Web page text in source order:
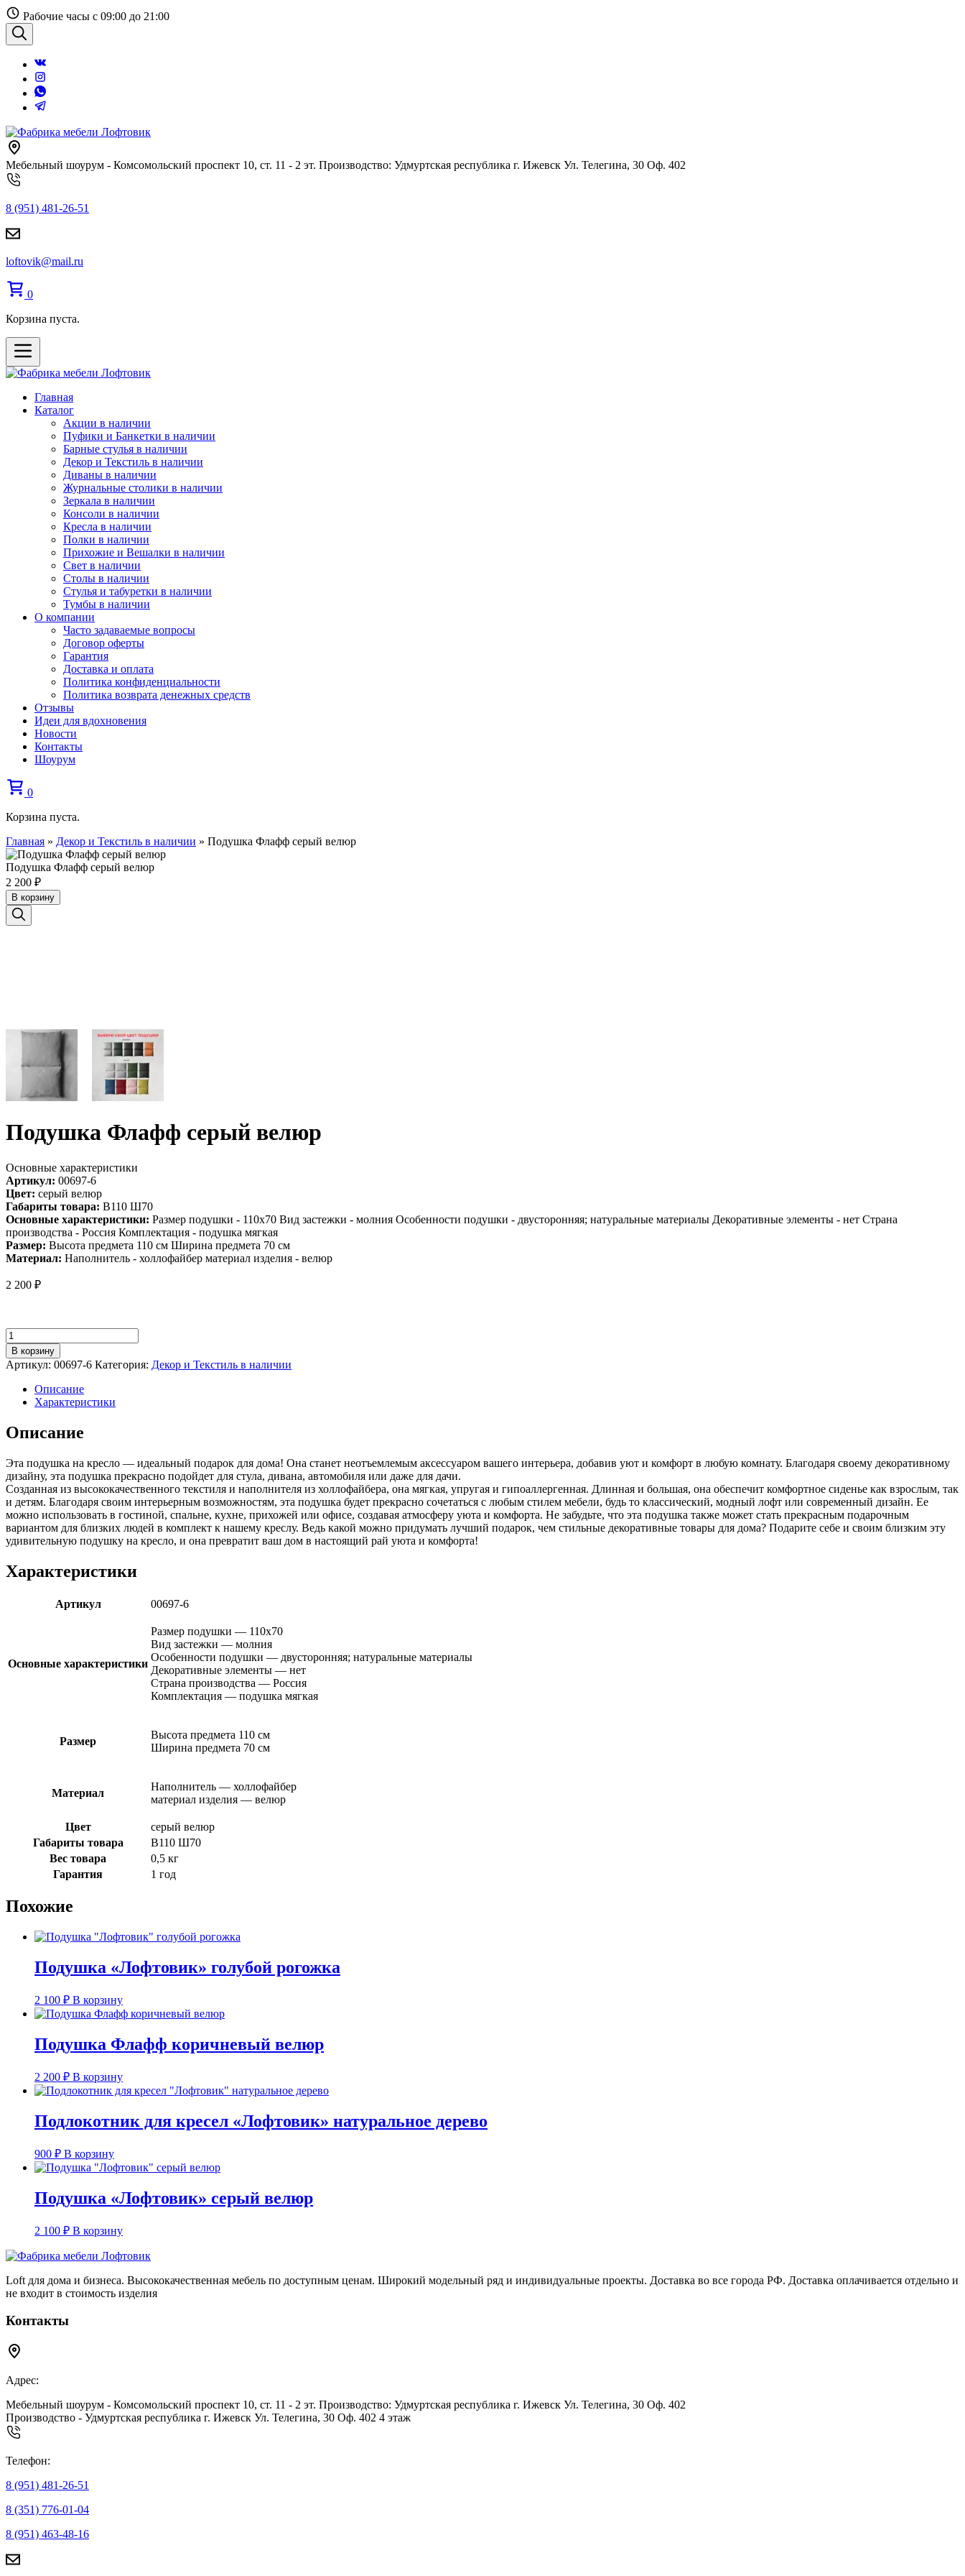
Перейти
к
содержанию
Рабочие часы с 09:00 до 21:00
Поиск
Мебельный шоурум - Комсомольский проспект 10, ст. 11 - 2 эт. Производство: Удмуртская республика г. Ижевск Ул. Телегина, 30 Оф. 402
8 (951) 481-26-51
loftovik@mail.ru
0
Корзина пуста.
Главная
Каталог
Акции в наличии
Пуфики и Банкетки в наличии
Барные стулья в наличии
Декор и Текстиль в наличии
Диваны в наличии
Журнальные столики в наличии
Зеркала в наличии
Консоли в наличии
Кресла в наличии
Полки в наличии
Прихожие и Вешалки в наличии
Свет в наличии
Столы в наличии
Стулья и табуретки в наличии
Тумбы в наличии
О компании
Часто задаваемые вопросы
Договор оферты
Гарантия
Доставка и оплата
Политика конфиденциальности
Политика возврата денежных средств
Отзывы
Идеи для вдохновения
Новости
Контакты
Шоурум
0
Корзина пуста.
Главная » Декор и Текстиль в наличии » Подушка Флафф серый велюр
Подушка Флафф серый велюр
2 200 ₽
В корзину
Подушка Флафф серый велюр
Основные характеристики
Артикул: 00697-6
Цвет: серый велюр
Габариты товара: В110 Ш70
Основные характеристики: Размер подушки - 110х70 Вид застежки - молния Особенности подушки - двусторонняя; натуральные материалы Декоративные элементы - нет Страна
производства - Россия Комплектация - подушка мягкая
Размер: Высота предмета 110 см Ширина предмета 70 см
Материал: Наполнитель - холлофайбер материал изделия - велюр
2 200 ₽
Количество
товара
Подушка
Флафф
серый
велюр
В корзину
Артикул: 00697-6 Категория: Декор и Текстиль в наличии
Описание
Характеристики
Описание
Эта подушка на кресло — идеальный подарок для дома! Она станет неотъемлемым аксессуаром вашего интерьера, добавив уют и комфорт в любую комнату. Благодаря своему декоративному
дизайну, эта подушка прекрасно подойдет для стула, дивана, автомобиля или даже для дачи.
Созданная из высококачественного текстиля и наполнителя из холлофайбера, она мягкая, упругая и гипоаллергенная. Длинная и большая, она обеспечит комфортное сиденье как взрослым, так
и детям. Благодаря своим интерьерным возможностям, эта подушка будет прекрасно сочетаться с любым стилем мебели, будь то классический, модный лофт или современный дизайн. Ее
можно использовать в гостиной, спальне, кухне, прихожей или офисе, создавая атмосферу уюта и комфорта. Не забудьте, что эта подушка также может стать прекрасным подарочным
вариантом для близких людей в комплект к нашему креслу. Ведь какой можно придумать лучший подарок, чем стильные декоративные товары для дома? Подарите себе и своим близким эту
удивительную подушку на кресло, и она превратит ваш дом в настоящий рай уюта и комфорта!
Характеристики
Артикул 00697-6
Основные характеристики
Размер подушки — 110х70
Вид застежки — молния
Особенности подушки — двусторонняя; натуральные материалы
Декоративные элементы — нет
Страна производства — Россия
Комплектация — подушка мягкая
Размер
Высота предмета 110 см
Ширина предмета 70 см
Материал
Наполнитель — холлофайбер
материал изделия — велюр
Цвет
серый велюр
Габариты товара
В110 Ш70
Вес товара
0,5 кг
Гарантия
1 год
Похожие
Подушка «Лофтовик» голубой рогожка
2 100 ₽ В корзину
Подушка Флафф коричневый велюр
2 200 ₽ В корзину
Подлокотник для кресел «Лофтовик» натуральное дерево
900 ₽ В корзину
Подушка «Лофтовик» серый велюр
2 100 ₽ В корзину
Loft для дома и бизнеса. Высококачественная мебель по доступным ценам. Широкий модельный ряд и индивидуальные проекты. Доставка во все города РФ. Доставка оплачивается отдельно и
не входит в стоимость изделия
Контакты
Адрес:
Мебельный шоурум - Комсомольский проспект 10, ст. 11 - 2 эт. Производство: Удмуртская республика г. Ижевск Ул. Телегина, 30 Оф. 402
Производство - Удмуртская республика г. Ижевск Ул. Телегина, 30 Оф. 402 4 этаж
Телефон:
8 (951) 481-26-51
8 (351) 776-01-04
8 (951) 463-48-16